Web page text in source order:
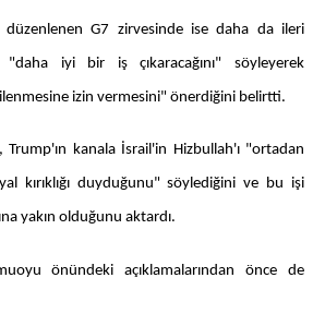
düzenlenen G7 zirvesinde ise daha da ileri
"daha iyi bir iş çıkaracağını" söyleyerek
izin vermesini" önerdiğini belirtti.
kanala İsrail'in Hizbullah'ı "ortadan
kırıklığı duyduğunu" söylediğini ve bu işi
yakın olduğunu aktardı.
önündeki açıklamalarından önce de